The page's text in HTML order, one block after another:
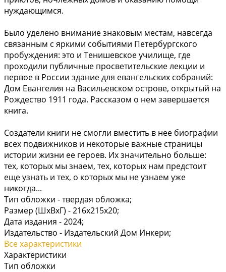
нуждающимся.
Было уделено внимание знаковым местам, навсегда
связанным с яркими событиями Петербургского
пробуждения: это и Тенишевское училище, где
проходили публичные просветительские лекции и
первое в России здание для евангельских собраний:
Дом Евангелия на Васильевском острове, открытый на
Рождество 1911 года. Рассказом о нем завершается
книга.
Создатели книги не смогли вместить в нее биографии
всех подвижников и некоторые важные страницы
истории жизни ее героев. Их значительно больше:
тех, которых мы знаем, тех, которых нам предстоит
еще узнать и тех, о которых мы не узнаем уже
никогда...
Тип обложки -твердая обложка;
Размер (ШхВхГ) -216х215х20;
Дата издания -2024;
Издательство - Издательский Дом Инкери;
Все характеристики
Характеристики
Тип обложки